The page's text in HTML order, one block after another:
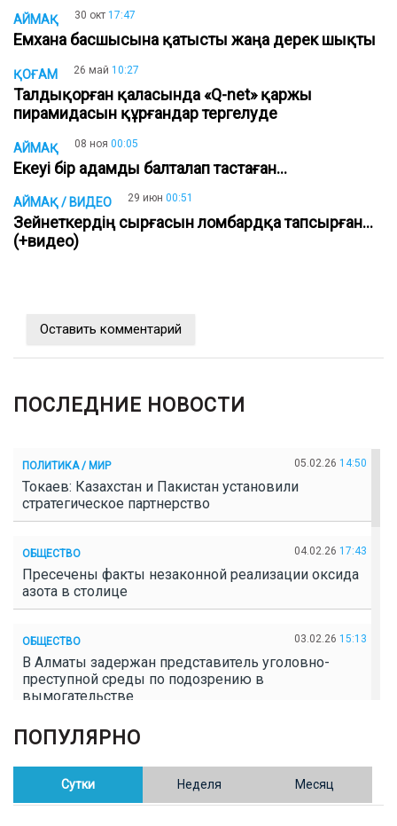
АЙМАҚ 30 окт 17:47
Емхана басшысына қатысты жаңа дерек шықты
ҚОҒАМ 26 май 10:27
Талдықорған қаласында «Q-net» қаржы
пирамидасын құрғандар тергелуде
АЙМАҚ 08 ноя 00:05
Екеуі бір адамды балталап тастаған...
АЙМАҚ / ВИДЕО 29 июн 00:51
Зейнеткердің сырғасын ломбардқа тапсырған…
(+видео)
Оставить комментарий
ПОСЛЕДНИЕ НОВОСТИ
ПОЛИТИКА / МИР 05.02.26 14:50
Токаев: Казахстан и Пакистан установили
стратегическое партнерство
ОБЩЕСТВО 04.02.26 17:43
Пресечены факты незаконной реализации оксида
азота в столице
ОБЩЕСТВО 03.02.26 15:13
В Алматы задержан представитель уголовно-
преступной среды по подозрению в
вымогательстве
ОБЩЕСТВО
Полицейские пресекли незаконное выращивание
конопли в Таразе
ПОПУЛЯРНО
Сутки Неделя Месяц